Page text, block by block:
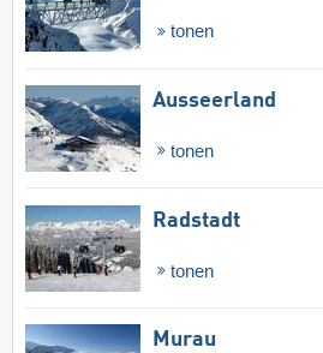
tonen
Ausseerland
tonen
Radstadt
tonen
Murau